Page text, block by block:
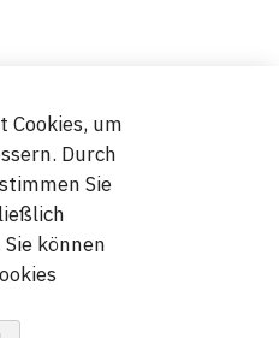
s.r.o.
Cookies, um
Durch
Sie
können